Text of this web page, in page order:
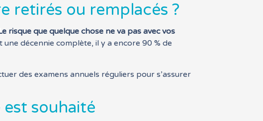
retirés ou remplacés ?
risque que quelque chose ne va pas avec vos
décennie complète, il y a encore 90 % de
des examens annuels réguliers pour s’assurer
souhaité